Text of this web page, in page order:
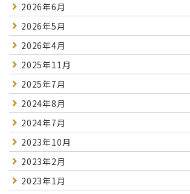
2026年6月
2026年5月
2026年4月
2025年11月
2025年7月
2024年8月
2024年7月
2023年10月
2023年2月
2023年1月